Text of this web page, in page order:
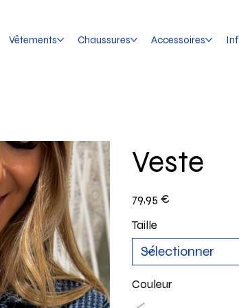
Vêtements Chaussures Accessoires
Veste
79,95 €
Taille
Couleur